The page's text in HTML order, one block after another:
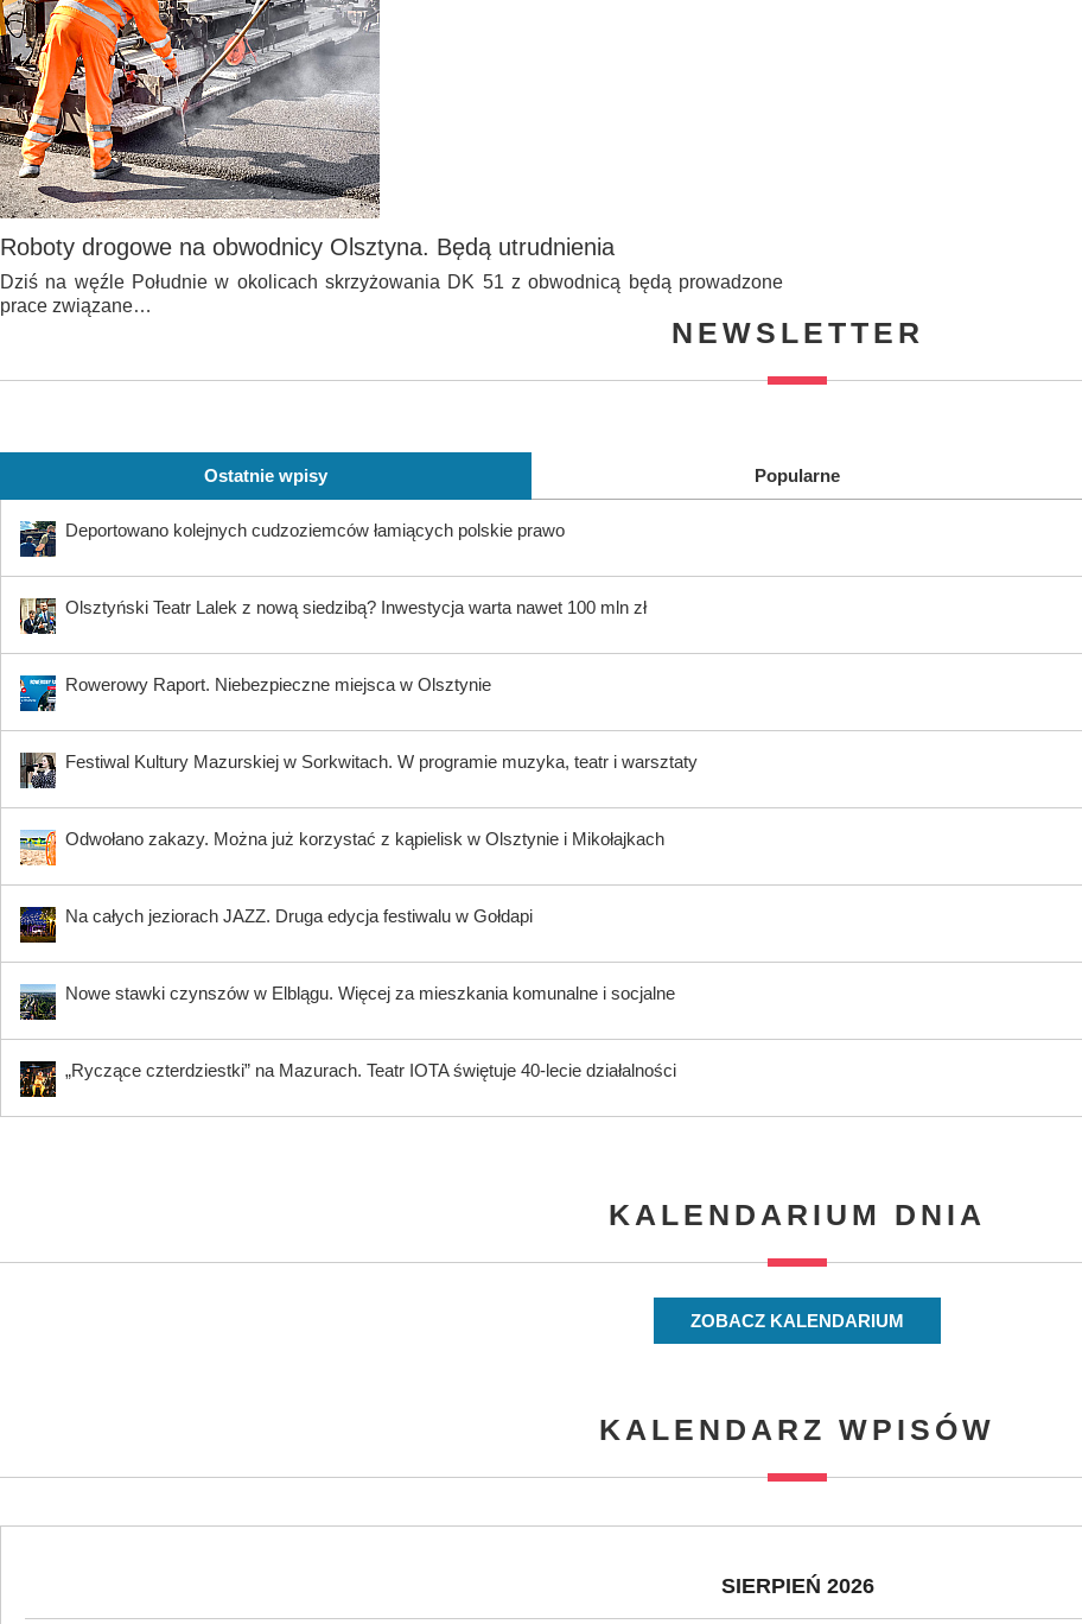
Roboty drogowe na obwodnicy Olsztyna. Będą utrudnienia
Dziś na węźle Południe w okolicach skrzyżowania DK 51 z obwodnicą będą prowadzone
prace związane…
NEWSLETTER
Ostatnie wpisy Popularne
Deportowano kolejnych cudzoziemców łamiących polskie prawo
Olsztyński Teatr Lalek z nową siedzibą? Inwestycja warta nawet 100 mln zł
Rowerowy Raport. Niebezpieczne miejsca w Olsztynie
Festiwal Kultury Mazurskiej w Sorkwitach. W programie muzyka, teatr i warsztaty
Odwołano zakazy. Można już korzystać z kąpielisk w Olsztynie i Mikołajkach
Na całych jeziorach JAZZ. Druga edycja festiwalu w Gołdapi
Nowe stawki czynszów w Elblągu. Więcej za mieszkania komunalne i socjalne
„Ryczące czterdziestki” na Mazurach. Teatr IOTA świętuje 40-lecie działalności
KALENDARIUM DNIA
ZOBACZ KALENDARIUM
KALENDARZ WPISÓW
SIERPIEŃ 2026